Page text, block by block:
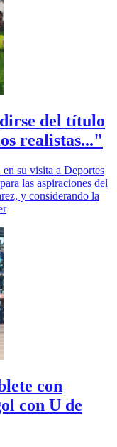
del título
realistas..."
su visita a Deportes
las aspiraciones del
y considerando la
con
con U de